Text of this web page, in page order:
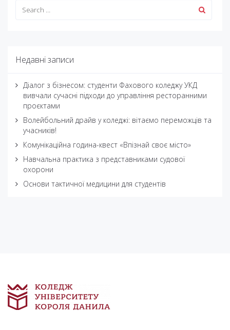
Недавні записи
Діалог з бізнесом: студенти Фахового коледжу УКД
вивчали сучасні підходи до управління ресторанними
проєктами
Волейбольний драйв у коледжі: вітаємо переможців та
учасників!
Комунікаційна година-квест «Впізнай своє місто»
Навчальна практика з представниками судової
охорони
Основи тактичної медицини для студентів